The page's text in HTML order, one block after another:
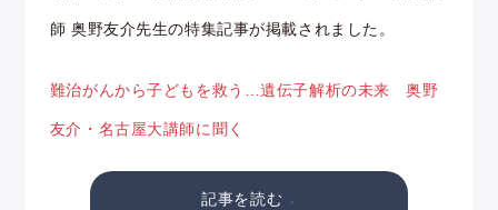
師 奥野友介先生の特集記事が掲載されました。
難治がんから子どもを救う…遺伝子解析の未来 奥野
友介・名古屋大講師に聞く
記事を読む